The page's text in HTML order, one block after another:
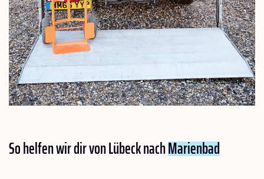
So helfen wir dir von Lübeck nachMarienbad